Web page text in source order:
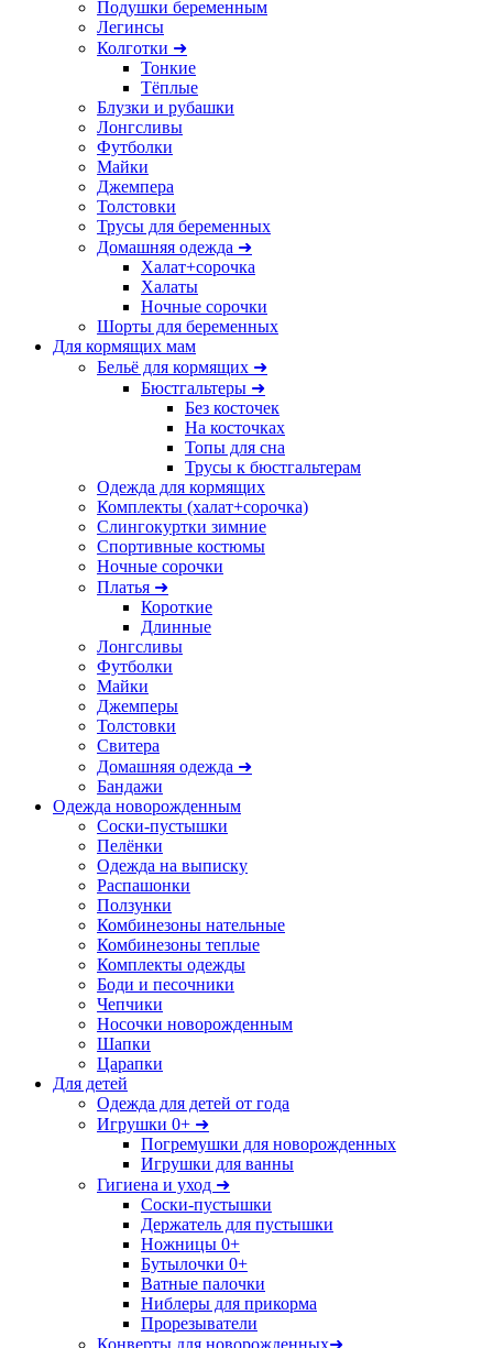
Подушки беременным
Легинсы
Колготки ➜
Тонкие
Тёплые
Блузки и рубашки
Лонгсливы
Футболки
Майки
Джемпера
Толстовки
Трусы для беременных
Домашняя одежда ➜
Халат+сорочка
Халаты
Ночные сорочки
Шорты для беременных
Для кормящих мам
Бельё для кормящих ➜
Бюстгальтеры ➜
Без косточек
На косточках
Топы для сна
Трусы к бюстгальтерам
Одежда для кормящих
Комплекты (халат+сорочка)
Слингокуртки зимние
Спортивные костюмы
Ночные сорочки
Платья ➜
Короткие
Длинные
Лонгсливы
Футболки
Майки
Джемперы
Толстовки
Свитера
Домашняя одежда ➜
Бандажи
Одежда новорожденным
Соски-пустышки
Пелёнки
Одежда на выписку
Распашонки
Ползунки
Комбинезоны нательные
Комбинезоны теплые
Комплекты одежды
Боди и песочники
Чепчики
Носочки новорожденным
Шапки
Царапки
Для детей
Одежда для детей от года
Игрушки 0+ ➜
Погремушки для новорожденных
Игрушки для ванны
Гигиена и уход ➜
Соски-пустышки
Держатель для пустышки
Ножницы 0+
Бутылочки 0+
Ватные палочки
Ниблеры для прикорма
Прорезыватели